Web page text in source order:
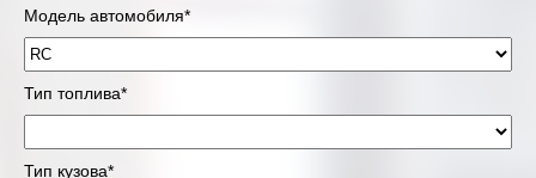
Модель автомобиля*
Тип топлива*
Тип кузова*